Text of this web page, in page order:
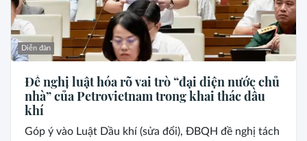
Diễn đàn
Đề nghị luật hóa rõ vai trò “đại diện nước chủ
nhà” của Petrovietnam trong khai thác dầu
khí
Góp ý vào Luật Dầu khí (sửa đổi), ĐBQH đề nghị tách